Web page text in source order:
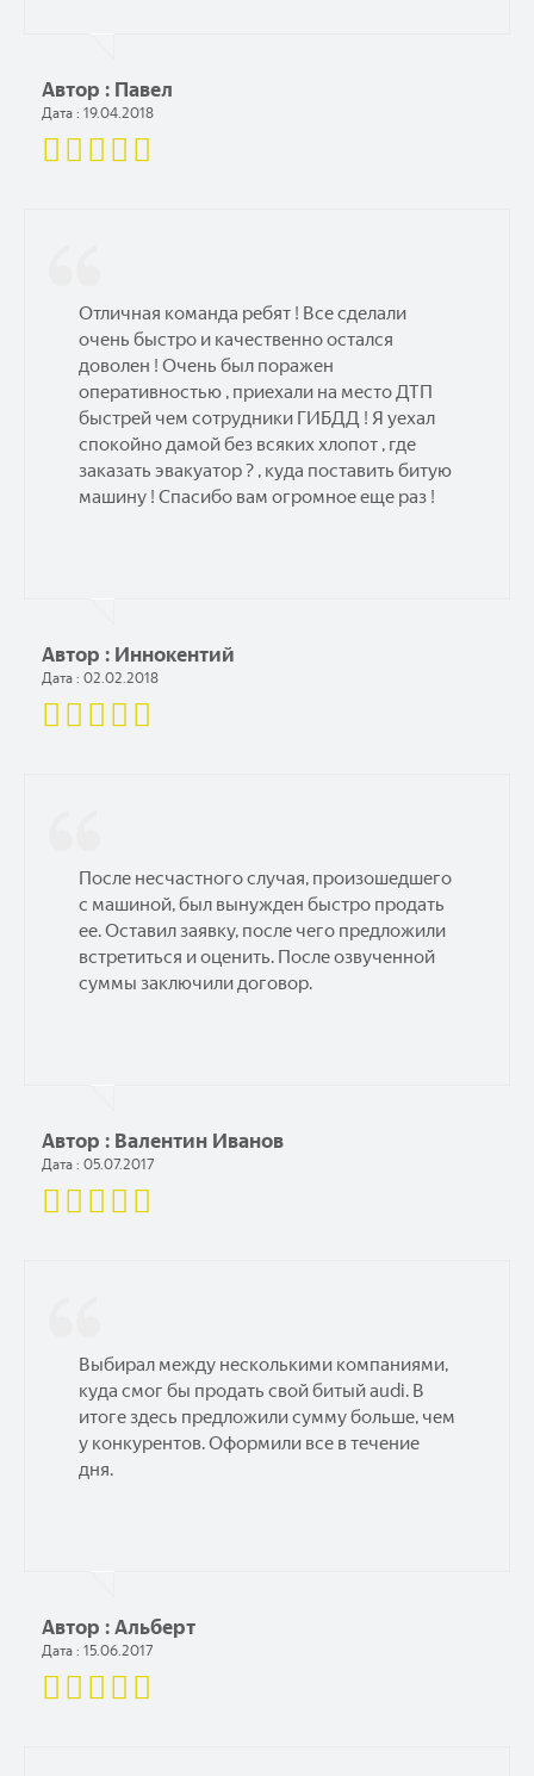
Автор : Павел
Дата : 19.04.2018
Отличная команда ребят ! Все сделали
очень быстро и качественно остался
доволен ! Очень был поражен
оперативностью , приехали на место ДТП
быстрей чем сотрудники ГИБДД ! Я уехал
спокойно дамой без всяких хлопот , где
заказать эвакуатор ? , куда поставить битую
машину ! Спасибо вам огромное еще раз !
Автор : Иннокентий
Дата : 02.02.2018
После несчастного случая, произошедшего
с машиной, был вынужден быстро продать
ее. Оставил заявку, после чего предложили
встретиться и оценить. После озвученной
суммы заключили договор.
Автор : Валентин Иванов
Дата : 05.07.2017
Выбирал между несколькими компаниями,
куда смог бы продать свой битый audi. В
итоге здесь предложили сумму больше, чем
у конкурентов. Оформили все в течение
дня.
Автор : Альберт
Дата : 15.06.2017